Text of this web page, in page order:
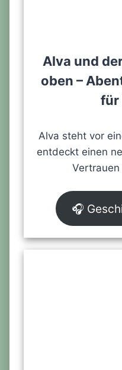
Alva und
oben –
für
Alva steht vor
entdeckt einen
🎧